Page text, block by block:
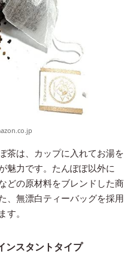
茶は、カップに入れてお湯を
魅力です。たんぽぽ以外に
どの原材料をブレンドした商
、無漂白ティーバッグを採用
。
ンスタントタイプ